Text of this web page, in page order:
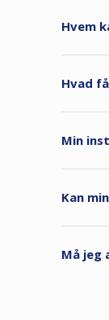
Hvem
Hvad
Min
Kan
Må jeg